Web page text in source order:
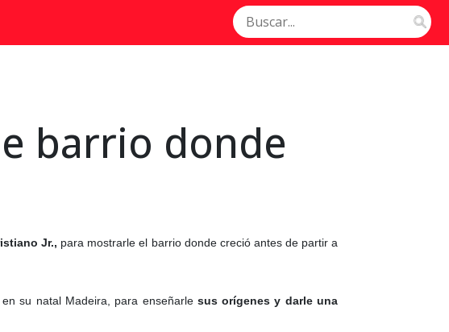
barrio donde
Jr., para mostrarle el barrio donde creció antes de partir a
su natal Madeira, para enseñarle sus orígenes y darle una